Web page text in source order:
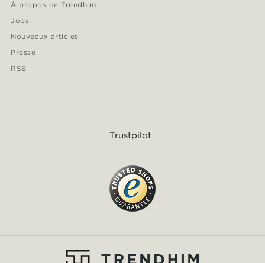
À propos de Trendhim
Jobs
Nouveaux articles
Presse
RSE
Trustpilot